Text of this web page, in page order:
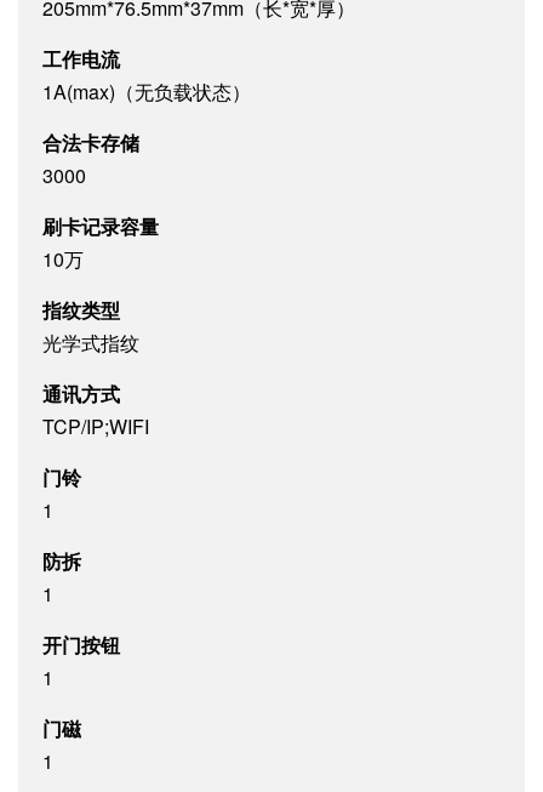
205mm*76.5mm*37mm（长*宽*厚）
工作电流
1A(max)（无负载状态）
合法卡存储
3000
刷卡记录容量
10万
指纹类型
光学式指纹
通讯方式
TCP/IP;WIFI
门铃
1
防拆
1
开门按钮
1
门磁
1